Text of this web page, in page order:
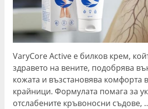
VaryCore Active е билков крем,
здравето на вените, подобрява
кожата и възстановява комфорта
крайници. Формулата помага за
отслабените кръвоносни съдове,